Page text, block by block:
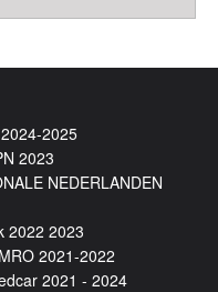
2025
2023
NEDERLANDEN
2022 2023
2021-2022
2021 - 2024